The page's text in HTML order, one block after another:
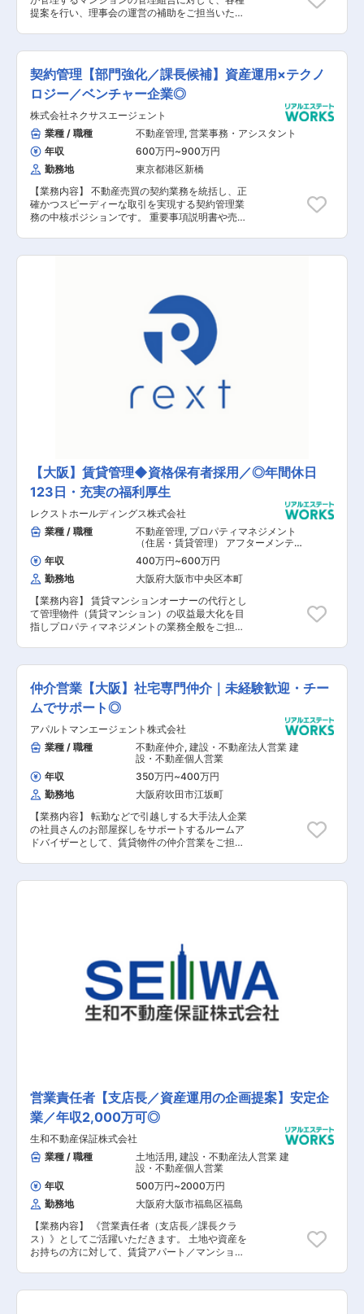
提案を行い、理事会の運営の補助をご担当いただ
理組合との折衝 ■月次報告書や総会議案書の作成
■総会・理事会の運営 ■管理員への巡回指導(清
掃及び植栽等の美観状況チェック ) ■共用施設の
管理方法、駐車場運営、防犯対策、漏水対応等 ■
不動産仲介業者、清掃業者等との交渉 等 【担
当者コメント】 同社は大手電力グループに属する
マンション管理会社でマンション管理事業は歴史
が長く、深く携われており、個々のマンションの
特性とお客さまのニーズに対応した管理を考えノ
ウハウを積み重ねているため、高いサービス品質
に、首都圏への進出を果たし、成長を続けていま
す。また、全ての従業員、特に実際に入居者と接
する管理員に対して、入社時はもちろん、常に多
た役職・待遇を考えています。
契約管理【部門強化／課長候補】資産運用×テクノ
ロジー／ベンチャー企業◎
株式会社ネクサスエージェント
業種 / 職種
不動産管理, 営業事務・アシスタント
年収
600万円~900万円
勤務地
東京都港区新橋
【業務内容】 不動産売買の契約業務を統括し、正
確かつスピーディーな取引を実現する契約管理業
務の中核ポジションです。 重要事項説明書や売買
イアンスを遵守し、契約の適正性と安全性を担保
り、 契約業務のスペシャリスト集団を牽引してい
ただくことを期待しています。 【具体的には】
■ 契約管理業務の統括 ■ コンプライアンス・法
令遵守の徹底 ■ 組織マネジメント・業務改善 ■
【大阪】賃貸管理◆資格保有者採用／◎年間休日
123日・充実の福利厚生
レクストホールディングス株式会社
業種 / 職種
不動産管理, プロパティマネジメント
（住居・賃貸管理） アフターメンテナ
ンス（マンション・戸建）
年収 400万円~600万円
勤務地
大阪府大阪市中央区本町
【業務内容】 賃貸マンションオーナーの代行とし
て管理物件（賃貸マンション）の収益最大化を目
指しプロパティマネジメントの業務全般をご担当
を担当して頂きます。 【具体的な業務内容】 ■
市場のマーケティング調査、プロモーション企画
等のリーシング業務 ■オーナーへのリフォームや
工事提案。家賃設定の相談 ■入居者に対しての入
居審査や収金管理 ※レクトスホールディングスの
グループ企業である株式会社リアルエステートに
てご勤務いただきます。 【担当者コメント】 同
社のグループ企業である株式会社リアルエステー
トは、「投資」から、「管理」まで不動産の一貫
したサービスを提供する総合企業です。首都圏・
名古屋・関西中核都市を中心とした収益マンショ
ンの開発・仕入れを行う「不動産開発・仕入事
業」をはじめ、お客様のご要望に合わせて居住用
や税金対策なども提案する「不動産販売・仲介事
業」、実際にマンションの管理業務に携わる「不
動産管理事業」など、不動産に関する事業を幅広
しております。また、従業員数3名から始まった
当社は設立から5年で従業員数50名へと拡大して
おります。今後も成長を続ける当社で、周りのメ
ンバーと共に成長していきたいという方のご応募
お待ちしております。
仲介営業【大阪】社宅専門仲介｜未経験歓迎・チー
ムでサポート◎
アパルトマンエージェント株式会社
業種 / 職種
不動産仲介, 建設・不動産法人営業 建
設・不動産個人営業
年収
350万円~400万円
勤務地
大阪府吹田市江坂町
【業務内容】 転勤などで引越しする大手法人企業
の社員さんのお部屋探しをサポートするルームア
ドバイザーとして、賃貸物件の仲介営業をご担当
頼（反響/飛込み・テレアポ無） ■依頼データを
りづらい部分はお電話等で数回お打合せ ■後日ご
来店時に、車で現地へご案内 ※現地案内は1日1
件目安 ■物件決定後は人事総務部担当者様などと
貸・売買及びその仲介業、マンション管理・サブ
リース、リノベーション・建築プランニング、転
勤留守宅管理、プロパティマネジメント、貸し店
できる方を募集することとなりました。 通常の賃
貸会社と異なり、あくまで大手企業様からの依頼
を受け、異動される方のお部屋探しをサポート。
り受注率も高いのが特徴です。 法人社宅に特化し
たサービスを行う企業は少なく、その安心感や対
応の手厚さで選ばれることが多いことや各業界の
企業様がお客様。役員クラスの方にご案内するこ
ともあり、幅広い知識と経験を身につ行けること
ができます。 今回の募集では、未経験の方でも社
宅アドバイザーに挑戦できるチャンスがあり、接
客好きな方や不動産業界に挑戦したいと考えてい
た方にとっては、転職のチャンスです。 異業界出
身者がほとんどで、アパレル・ブライダル・飲食
店スタッフなど、幅広い業界出身者が活躍してい
営業責任者【支店長／資産運用の企画提案】安定企
業／年収2,000万可◎
生和不動産保証株式会社
業種 / 職種
土地活用, 建設・不動産法人営業 建
設・不動産個人営業
年収
500万円~2000万円
勤務地
大阪府大阪市福島区福島
【業務内容】 《営業責任者（支店長／課長クラ
ス）》としてご活躍いただきます。 土地や資産を
お持ちの方に対して、賃貸アパート／マンション
ーマネジメントも 行っていただき、営業活動フォ